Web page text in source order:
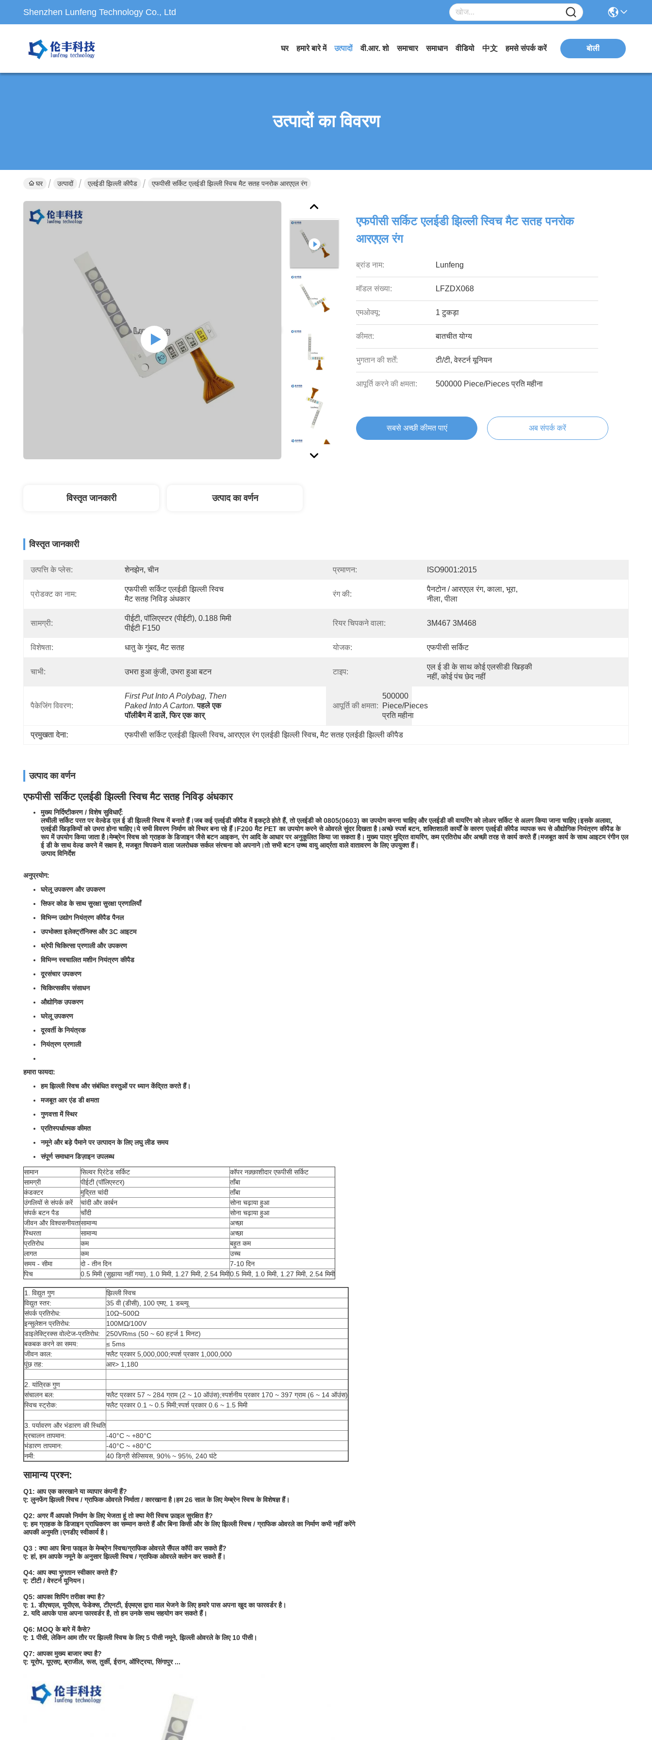
Shenzhen Lunfeng Technology Co., Ltd
घर हमारे बारे में उत्पादों वी.आर. शो समाचार समाधान वीडियो 中文 हमसे संपर्क करें बोली
उत्पादों का विवरण
घर उत्पादों एलईडी झिल्ली कीपैड एफपीसी सर्किट एलईडी झिल्ली स्विच मैट सतह पनरोक आरएएल रंग
एफपीसी सर्किट एलईडी झिल्ली स्विच मैट सतह पनरोक
आरएएल रंग
ब्रांड नाम: Lunfeng
मॉडल संख्या: LFZDX068
एमओक्यू: 1 टुकड़ा
कीमत: बातचीत योग्य
भुगतान की शर्तें: टी/टी, वेस्टर्न यूनियन
आपूर्ति करने की क्षमता: 500000 Piece/Pieces प्रति महीना
सबसे अच्छी कीमत पाएं अब संपर्क करें
विस्तृत जानकारी उत्पाद का वर्णन
विस्तृत जानकारी
उत्पत्ति के प्लेस: शेनझेन, चीन प्रमाणन: ISO9001:2015
प्रोडक्ट का नाम:
एफपीसी सर्किट एलईडी झिल्ली स्विच
मैट सतह निविड़ अंधकार
रंग की:
पैनटोन / आरएएल रंग, काला, भूरा,
नीला, पीला
सामग्री:
पीईटी, पॉलिएस्टर (पीईटी), 0.188 मिमी
पीईटी F150
रियर चिपकने वाला: 3M467 3M468
विशेषता: धातु के गुंबद, मैट सतह योजक: एफपीसी सर्किट
चाभी: उभरा हुआ कुंजी, उभरा हुआ बटन टाइप:
एल ई डी के साथ कोई एलसीडी खिड़की
नहीं, कोई पंच छेद नहीं
पैकेजिंग विवरण:
First Put Into A Polybag, Then
Paked Into A Carton. पहले एक
पॉलीबैग में डालें, फिर एक कार्
आपूर्ति की क्षमता:
500000
Piece/Pieces
प्रति महीना
प्रमुखता देना: एफपीसी सर्किट एलईडी झिल्ली स्विच, आरएएल रंग एलईडी झिल्ली स्विच, मैट सतह एलईडी झिल्ली कीपैड
उत्पाद का वर्णन
एफपीसी सर्किट एलईडी झिल्ली स्विच मैट सतह निविड़ अंधकार
मुख्य निर्दिष्टीकरण / विशेष सुविधाएँ:
लचीली सर्किट परत पर वेल्डेड एल ई डी झिल्ली स्विच में बनाते हैं।जब कई एलईडी कीपैड में इकट्ठे होते हैं, तो एलईडी को 0805(0603) का उपयोग करना चाहिए और एलईडी की वायरिंग को लोअर सर्किट से अलग किया जाना चाहिए।इसके अलावा,
एलईडी खिड़कियों को उभरा होना चाहिए।ये सभी विवरण निर्माण को स्थिर बना रहे हैं।F200 मैट PET का उपयोग करने से ओवरले सुंदर दिखता है।अच्छे स्पर्श बटन, शक्तिशाली कार्यों के कारण एलईडी कीपैड व्यापक रूप से औद्योगिक नियंत्रण कीपैड के
रूप में उपयोग किया जाता है।मेम्ब्रेन स्विच को ग्राहक के डिजाइन जैसे बटन आइकन, रंग आदि के आधार पर अनुकूलित किया जा सकता है। मुख्य पात्र मुद्रित वायरिंग, कम प्रतिरोध और अच्छी तरह से कार्य करते हैं।मजबूत कार्य के साथ आइटम रंगीन एल
ई डी के साथ वेल्ड करने में सक्षम है, मजबूत चिपकने वाला जलरोधक सर्कल संरचना को अपनाने।तो सभी बटन उच्च वायु आर्द्रता वाले वातावरण के लिए उपयुक्त हैं।
उत्पाद विनिर्देश
अनुप्रयोग:
घरेलू उपकरण और उपकरण
सिफर कोड के साथ सुरक्षा सुरक्षा प्रणालियाँ
विभिन्न उद्योग नियंत्रण कीपैड पैनल
उपभोक्ता इलेक्ट्रॉनिक्स और 3C आइटम
थ्रेपी चिकित्सा प्रणाली और उपकरण
विभिन्न स्वचालित मशीन नियंत्रण कीपैड
दूरसंचार उपकरण
चिकित्सकीय संसाधन
औद्योगिक उपकरण
घरेलू उपकरण
दूरवर्ती के नियंत्रक
नियंत्रण प्रणाली
हमारा फायदा:
हम झिल्ली स्विच और संबंधित वस्तुओं पर ध्यान केंद्रित करते हैं।
मजबूत आर एंड डी क्षमता
गुणवत्ता में स्थिर
प्रतिस्पर्धात्मक कीमत
नमूने और बड़े पैमाने पर उत्पादन के लिए लघु लीड समय
संपूर्ण समाधान डिज़ाइन उपलब्ध
सामान
सिल्वर प्रिंटेड सर्किट
कॉपर नक़्क़ाशीदार एफपीसी सर्किट
सामग्री
पीईटी (पॉलिएस्टर)
ताँबा
कंडक्टर
मुद्रित चांदी
ताँबा
उंगलियों से संपर्क करें
चांदी और कार्बन
सोना चढ़ाया हुआ
संपर्क बटन पैड
चाँदी
सोना चढ़ाया हुआ
जीवन और विश्वसनीयतासामान्य
अच्छा
स्थिरता
सामान्य
अच्छा
प्रतिरोध
कम
बहुत कम
लागत
कम
उच्च
समय - सीमा
दो - तीन दिन
7-10 दिन
पिच
0.5 मिमी (सुझाया नहीं गया), 1.0 मिमी, 1.27 मिमी, 2.54 मिमी0.5 मिमी, 1.0 मिमी, 1.27 मिमी, 2.54 मिमी
1. विद्युत गुण
झिल्ली स्विच
विद्युत स्तर:
35 वी (डीसी), 100 एमए, 1 डब्ल्यू
संपर्क प्रतिरोध:
10Ω~500Ω
इन्सुलेशन प्रतिरोध:
100MΩ/100V
डाइलेक्ट्रिक्स वोल्टेज-प्रतिरोध:
250VRms (50 ~ 60 हर्ट्ज 1 मिनट)
बकबक करने का समय:
≤ 5ms
जीवन काल:
फ्लैट प्रकार 5,000,000;स्पर्श प्रकार 1,000,000
पूंछ तह:
आर> 1,180
2. यांत्रिक गुण
संचालन बल:
फ्लैट प्रकार 57 ~ 284 ग्राम (2 ~ 10 ऑउंस);स्पर्शनीय प्रकार 170 ~ 397 ग्राम (6 ~ 14 ऑउंस)
स्विच स्ट्रोक:
फ्लैट प्रकार 0.1 ~ 0.5 मिमी;स्पर्श प्रकार 0.6 ~ 1.5 मिमी
3. पर्यावरण और भंडारण की स्थिति
प्रचालन तापमान:
-40°C ~ +80°C
भंडारण तापमान:
-40°C ~ +80°C
नमी:
40 डिग्री सेल्सियस, 90% ~ 95%, 240 घंटे
सामान्य प्रश्न:
Q1: आप एक कारखाने या व्यापार कंपनी हैं?
ए: लुनफेंग झिल्ली स्विच / ग्राफिक ओवरले निर्माता / कारखाना है।हम 26 साल के लिए मेम्ब्रेन स्विच के विशेषज्ञ हैं।
Q2: अगर मैं आपको निर्माण के लिए भेजता हूं तो क्या मेरी स्विच फ़ाइल सुरक्षित है?
ए: हम ग्राहक के डिजाइन प्राधिकरण का सम्मान करते हैं और बिना किसी और के लिए झिल्ली स्विच / ग्राफिक ओवरले का निर्माण कभी नहीं करेंगे
आपकी अनुमति।एनडीए स्वीकार्य है।
Q3 : क्या आप बिना फाइल के मेम्ब्रेन स्विच/ग्राफिक ओवरले सैंपल कॉपी कर सकते हैं?
ए: हां, हम आपके नमूने के अनुसार झिल्ली स्विच / ग्राफिक ओवरले क्लोन कर सकते हैं।
Q4: आप क्या भुगतान स्वीकार करते हैं?
ए: टीटी / वेस्टर्न यूनियन।
Q5: आपका शिपिंग तरीका क्या है?
ए: 1. डीएचएल, यूपीएस, फेडेक्स, टीएनटी, ईएमएस द्वारा माल भेजने के लिए हमारे पास अपना खुद का फारवर्डर है।
2. यदि आपके पास अपना फारवर्डर है, तो हम उनके साथ सहयोग कर सकते हैं।
Q6: MOQ के बारे में कैसे?
ए: 1 पीसी, लेकिन आम तौर पर झिल्ली स्विच के लिए 5 पीसी नमूने, झिल्ली ओवरले के लिए 10 पीसी।
Q7: आपका मुख्य बाजार क्या है?
ए: यूरोप, यूएसए, ब्राजील, रूस, तुर्की, ईरान, ऑस्ट्रिया, सिंगापुर ...